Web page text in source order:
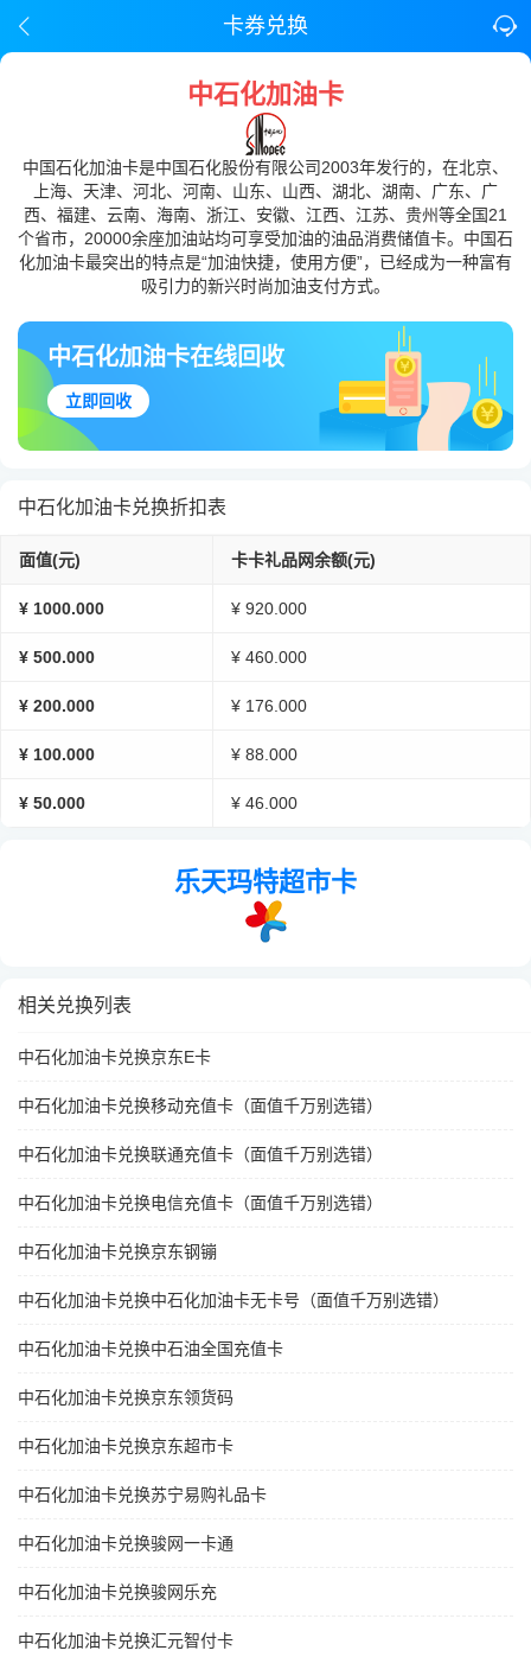
卡券兑换
中石化加油卡
中国石化加油卡是中国石化股份有限公司2003年发行的，在北京、
上海、天津、河北、河南、山东、山西、湖北、湖南、广东、广
西、福建、云南、海南、浙江、安徽、江西、江苏、贵州等全国21
个省市，20000余座加油站均可享受加油的油品消费储值卡。中国石
化加油卡最突出的特点是“加油快捷，使用方便”，已经成为一种富有
吸引力的新兴时尚加油支付方式。
中石化加油卡在线回收
立即回收
中石化加油卡兑换折扣表
面值(元) 卡卡礼品网余额(元)
¥ 1000.000 ¥ 920.000
¥ 500.000 ¥ 460.000
¥ 200.000 ¥ 176.000
¥ 100.000 ¥ 88.000
¥ 50.000 ¥ 46.000
乐天玛特超市卡
相关兑换列表
中石化加油卡兑换京东E卡
中石化加油卡兑换移动充值卡（面值千万别选错）
中石化加油卡兑换联通充值卡（面值千万别选错）
中石化加油卡兑换电信充值卡（面值千万别选错）
中石化加油卡兑换京东钢镚
中石化加油卡兑换中石化加油卡无卡号（面值千万别选错）
中石化加油卡兑换中石油全国充值卡
中石化加油卡兑换京东领货码
中石化加油卡兑换京东超市卡
中石化加油卡兑换苏宁易购礼品卡
中石化加油卡兑换骏网一卡通
中石化加油卡兑换骏网乐充
中石化加油卡兑换汇元智付卡